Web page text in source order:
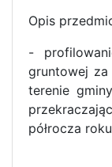
Opis
-
gruntowej
terenie
półrocza